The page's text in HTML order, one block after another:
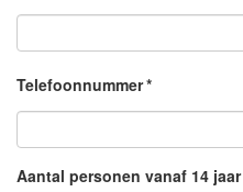
Telefoonnummer*
Aantal personen vanaf 14 jaar